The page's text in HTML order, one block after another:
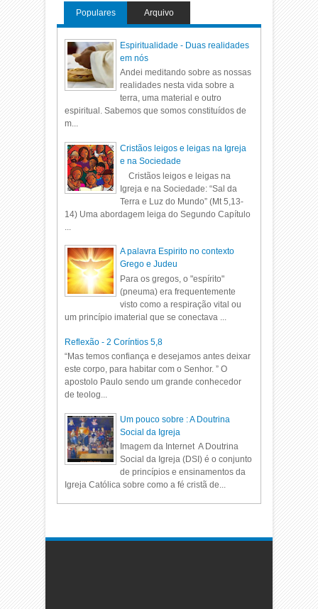
Populares Arquivo
Espiritualidade - Duas realidades
em nós
Andei meditando sobre as nossas
realidades nesta vida sobre a
terra, uma material e outro
espiritual. Sabemos que somos constituídos de
m...
Cristãos leigos e leigas na Igreja
e na Sociedade
Cristãos leigos e leigas na
Igreja e na Sociedade: “Sal da
Terra e Luz do Mundo” (Mt 5,13-
14) Uma abordagem leiga do Segundo Capítulo
A palavra Espirito no contexto
Grego e Judeu
Para os gregos, o "espírito"
(pneuma) era frequentemente
visto como a respiração vital ou
um princípio imaterial que se conectava ...
Reflexão - 2 Coríntios 5,8
“Mas temos confiança e desejamos antes deixar
este corpo, para habitar com o Senhor. ” O
apostolo Paulo sendo um grande conhecedor
de teolog...
Um pouco sobre : A Doutrina
Social da Igreja
Imagem da Internet A Doutrina
Social da Igreja (DSI) é o conjunto
de princípios e ensinamentos da
Igreja Católica sobre como a fé cristã de...